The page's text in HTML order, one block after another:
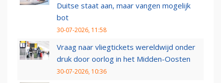
Duitse staat aan, maar vangen mogelijk
bot
30-07-2026, 11:58
Vraag naar vliegtickets wereldwijd onder
druk door oorlog in het Midden-Oosten
30-07-2026, 10:36